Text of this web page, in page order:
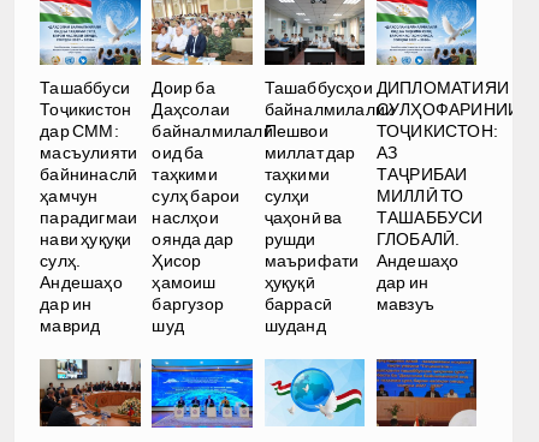
Ташаббуси
Тоҷикистон
дар СММ:
масъулияти
байнинаслӣ
ҳамчун
парадигмаи
нави ҳуқуқи
сулҳ.
Андешаҳо
дар ин
маврид
Доир ба
Даҳсолаи
байналмилалӣ
оид ба
таҳкими
сулҳ барои
наслҳои
оянда дар
Ҳисор
ҳамоиш
баргузор
шуд
Ташаббусҳои
байналмилалии
Пешвои
миллат дар
таҳкими
сулҳи
ҷаҳонӣ ва
рушди
маърифати
ҳуқуқӣ
баррасӣ
шуданд
ДИПЛОМАТИЯИ
СУЛҲОФАРИНИИ
ТОҶИКИСТОН:
АЗ
ТАҶРИБАИ
МИЛЛӢ ТО
ТАШАББУСИ
ГЛОБАЛӢ.
Андешаҳо
дар ин
мавзуъ